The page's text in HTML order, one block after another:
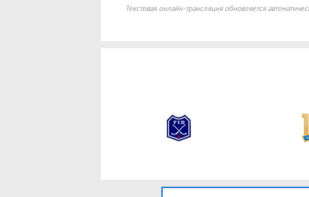
Текстовая онлайн-трансляция обновляется